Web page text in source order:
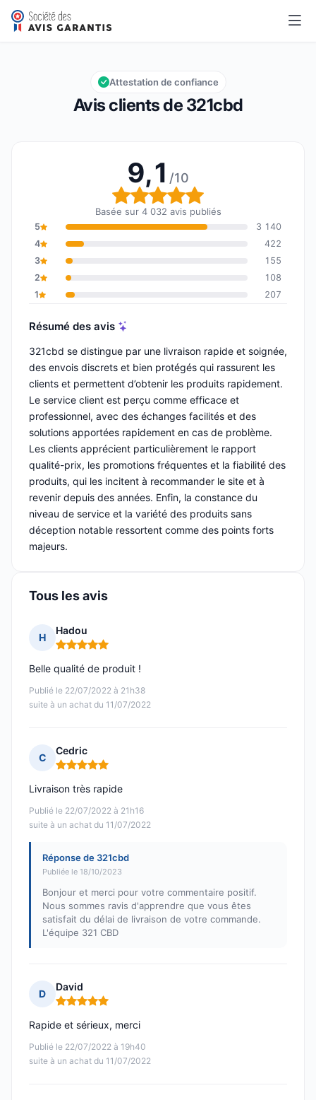
321cbd
Note globale : 9,1 sur 10
9,1/10
Avis clients de 321cbd
Attestation de confiance
9,1 /10
Note globale : 9,1 sur 10
Basée sur 4 032 avis publiés
5
3 140
4
422
3
155
2
108
1
207
Résumé des avis
321cbd se distingue par une livraison rapide et soignée,
des envois discrets et bien protégés qui rassurent les
clients et permettent d’obtenir les produits rapidement.
Le service client est perçu comme efficace et
professionnel, avec des échanges facilités et des
solutions apportées rapidement en cas de problème.
Les clients apprécient particulièrement le rapport
qualité-prix, les promotions fréquentes et la fiabilité des
produits, qui les incitent à recommander le site et à
revenir depuis des années. Enfin, la constance du
niveau de service et la variété des produits sans
déception notable ressortent comme des points forts
majeurs.
Tous les avis
H
Hadou
Note : 5 sur 5
Publié le 22/07/2022 à 21h38
suite à un achat du 11/07/2022
Belle qualité de produit !
C
Cedric
Note : 5 sur 5
Publié le 22/07/2022 à 21h16
suite à un achat du 11/07/2022
Livraison très rapide
Réponse de 321cbd
Publiée le 18/10/2023
Bonjour et merci pour votre commentaire positif.
Nous sommes ravis d'apprendre que vous êtes
satisfait du délai de livraison de votre commande.
L'équipe 321 CBD
D
David
Note : 5 sur 5
Publié le 22/07/2022 à 19h40
suite à un achat du 11/07/2022
Rapide et sérieux, merci